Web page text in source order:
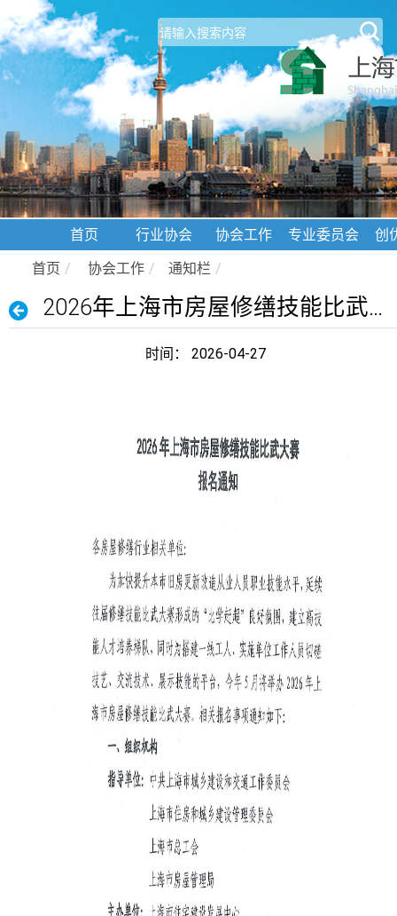
首页 行业协会 协会工作 专业委员会
创
首页 / 协会工作 / 通知栏 /
2026年上海市房屋修缮技能比武大赛报名通知
时间： 2026-04-27